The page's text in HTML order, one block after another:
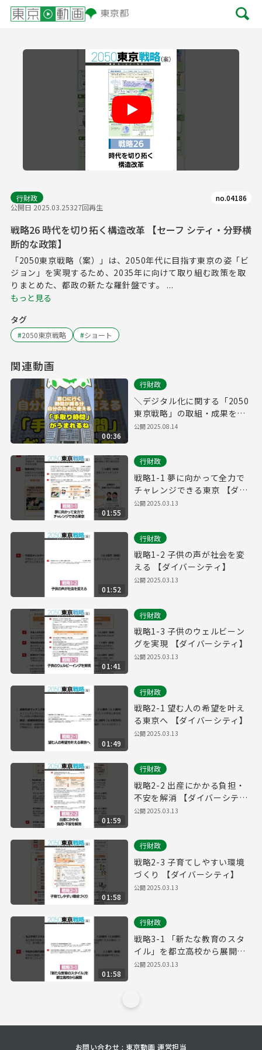
行財政
公開日 2025.03.25327回再生
no.04186
戦略26 時代を切り拓く構造改革 【セーフ シティ・分野横
断的な政策】
「2050東京戦略（案）」は、2050年代に目指す東京の姿「ビ
ジョン」を実現するため、2035年に向けて取り組む政策を取
りまとめた、都政の新たな羅針盤です。 ...
もっと見る
タグ
#2050東京戦略 #ショート
関連動画
00:36
行財政
＼デジタル化に関する「2050
東京戦略」の取組・成果をご
紹介！／
公開2025.08.14
01:55
行財政
戦略1-1 夢に向かって全力で
チャレンジできる東京 【ダイ
バーシティ】
公開2025.03.13
01:52
行財政
戦略1-2 子供の声が社会を変
える 【ダイバーシティ】
公開2025.03.13
01:41
行財政
戦略1-3 子供のウェルビーン
グを実現 【ダイバーシティ】
公開2025.03.13
01:49
行財政
戦略2-1 望む人の希望を叶え
る東京へ 【ダイバーシティ】
公開2025.03.13
01:59
行財政
戦略2-2 出産にかかる負担・
不安を解消 【ダイバーシテ
ィ】
公開2025.03.13
01:58
行財政
戦略2-3 子育てしやすい環境
づくり 【ダイバーシティ】
公開2025.03.13
01:58
行財政
戦略3-1 「新たな教育のスタ
イル」を都立高校から展開
【ダイバーシティ】
公開2025.03.13
お問い合わせ : 東京動画 運営担当